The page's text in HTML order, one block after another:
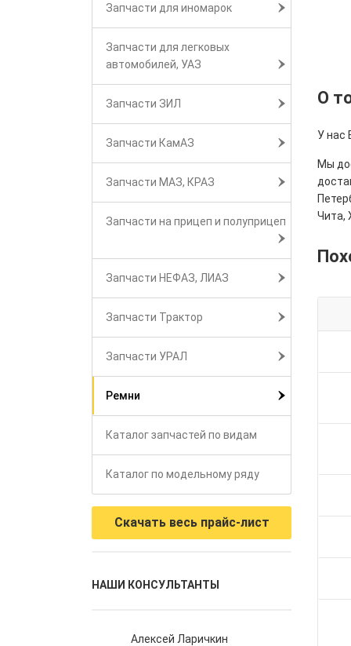
Запчасти для иномарок
Запчасти для легковых
автомобилей, УАЗ
Запчасти ЗИЛ
Запчасти КамАЗ
Запчасти МАЗ, КРАЗ
Запчасти на прицеп и полуприцеп
Запчасти НЕФАЗ, ЛИАЗ
Запчасти Трактор
Запчасти УРАЛ
Ремни
Каталог запчастей по видам
Каталог по модельному ряду
Скачать весь прайс-лист
НАШИ КОНСУЛЬТАНТЫ
Алексей Ларичкин
О
У нас
Мы
Чита,